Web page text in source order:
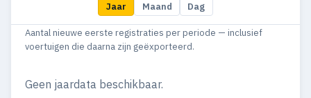
4
1967 6
Jaar Maand Dag
Aantal nieuwe eerste registraties per periode — inclusief
voertuigen die daarna zijn geëxporteerd.
Geen jaardata beschikbaar.